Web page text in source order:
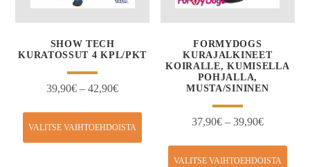
SHOW TECH
KURATOSSUT 4 KPL/PKT
39,90€ – 42,90€
VALITSE VAIHTOEHDOISTA
FORMYDOGS
KURAJALKINEET
KOIRALLE, KUMISELLA
POHJALLA,
MUSTA/SININEN
37,90€ – 39,90€
VALITSE VAIHTOEHDOISTA